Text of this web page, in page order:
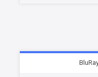
منتشر شد